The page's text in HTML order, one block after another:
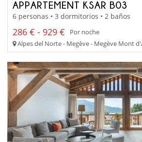
APPARTEMENT KSAR B03
6 personas • 3 dormitorios • 2 baños
286 € - 929 €
Por noche
Alpes del Norte - Megève - Megève Mont